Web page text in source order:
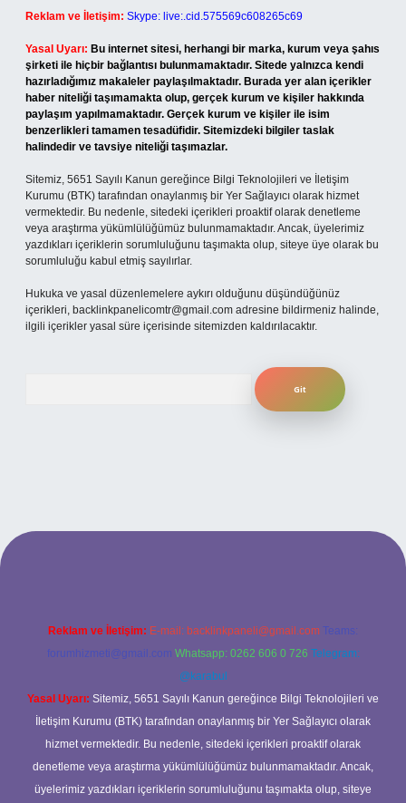
Reklam ve İletişim: Skype: live:.cid.575569c608265c69
Yasal Uyarı: Bu internet sitesi, herhangi bir marka, kurum veya şahıs
şirketi ile hiçbir bağlantısı bulunmamaktadır. Sitede yalnızca kendi
hazırladığımız makaleler paylaşılmaktadır. Burada yer alan içerikler
haber niteliği taşımamakta olup, gerçek kurum ve kişiler hakkında
paylaşım yapılmamaktadır. Gerçek kurum ve kişiler ile isim
benzerlikleri tamamen tesadüfidir. Sitemizdeki bilgiler taslak
halindedir ve tavsiye niteliği taşımazlar.
Sitemiz, 5651 Sayılı Kanun gereğince Bilgi Teknolojileri ve İletişim
Kurumu (BTK) tarafından onaylanmış bir Yer Sağlayıcı olarak hizmet
vermektedir. Bu nedenle, sitedeki içerikleri proaktif olarak denetleme
veya araştırma yükümlülüğümüz bulunmamaktadır. Ancak, üyelerimiz
yazdıkları içeriklerin sorumluluğunu taşımakta olup, siteye üye olarak bu
sorumluluğu kabul etmiş sayılırlar.
Hukuka ve yasal düzenlemelere aykırı olduğunu düşündüğünüz
içerikleri, backlinkpanelicomtr@gmail.com adresine bildirmeniz halinde,
ilgili içerikler yasal süre içerisinde sitemizden kaldırılacaktır.
Reklam ve İletişim: E-mail: backlinkpaneli@gmail.com Teams:
forumhizmeti@gmail.com Whatsapp: 0262 606 0 726 Telegram:
@karabul
Yasal Uyarı: Sitemiz, 5651 Sayılı Kanun gereğince Bilgi Teknolojileri ve
İletişim Kurumu (BTK) tarafından onaylanmış bir Yer Sağlayıcı olarak
hizmet vermektedir. Bu nedenle, sitedeki içerikleri proaktif olarak
denetleme veya araştırma yükümlülüğümüz bulunmamaktadır. Ancak,
üyelerimiz yazdıkları içeriklerin sorumluluğunu taşımakta olup, siteye